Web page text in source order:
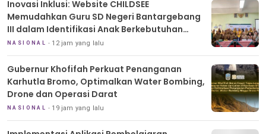
Inovasi Inklusi: Website CHILDSEE
Memudahkan Guru SD Negeri Bantargebang
III dalam Identifikasi Anak Berkebutuhan
Khusus
NASIONAL 12 jam yang lalu
Gubernur Khofifah Perkuat Penanganan
Karhutla Bromo, Optimalkan Water Bombing,
Drone dan Operasi Darat
NASIONAL 19 jam yang lalu